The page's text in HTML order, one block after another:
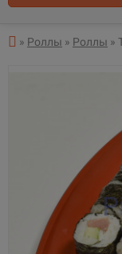
» Роллы » Роллы »